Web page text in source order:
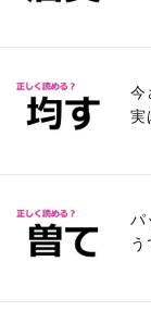
今
実
パ
う